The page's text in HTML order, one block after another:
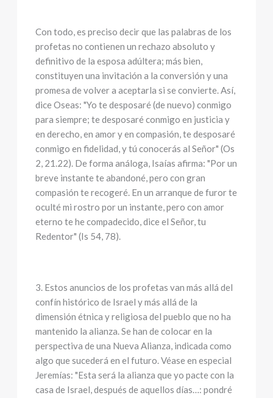
Con todo, es preciso decir que las palabras de los
profetas no contienen un rechazo absoluto y
definitivo de la esposa adúltera; más bien,
constituyen una invitación a la conversión y una
promesa de volver a aceptarla si se convierte. Así,
dice Oseas: "Yo te desposaré (de nuevo) conmigo
para siempre; te desposaré conmigo en justicia y
en derecho, en amor y en compasión, te desposaré
conmigo en fidelidad, y tú conocerás al Señor" (Os
2, 21.22). De forma análoga, Isaías afirma: "Por un
breve instante te abandoné, pero con gran
compasión te recogeré. En un arranque de furor te
oculté mi rostro por un instante, pero con amor
eterno te he compadecido, dice el Señor, tu
Redentor" (Is 54, 78).
3. Estos anuncios de los profetas van más allá del
confín histórico de Israel y más allá de la
dimensión étnica y religiosa del pueblo que no ha
mantenido la alianza. Se han de colocar en la
perspectiva de una Nueva Alianza, indicada como
algo que sucederá en el futuro. Véase en especial
Jeremías: "Esta será la alianza que yo pacte con la
casa de Israel, después de aquellos días…: pondré